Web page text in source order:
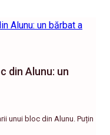
din Alunu: un
unui bloc din Alunu. Puțin